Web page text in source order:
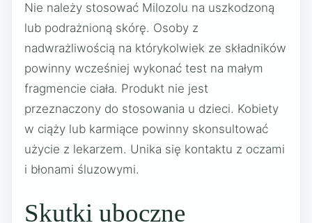
Nie należy stosować Milozolu na uszkodzoną
lub podrażnioną skórę. Osoby z
nadwrażliwością na którykolwiek ze składników
powinny wcześniej wykonać test na małym
fragmencie ciała. Produkt nie jest
przeznaczony do stosowania u dzieci. Kobiety
w ciąży lub karmiące powinny skonsultować
użycie z lekarzem. Unika się kontaktu z oczami
i błonami śluzowymi.
Skutki uboczne